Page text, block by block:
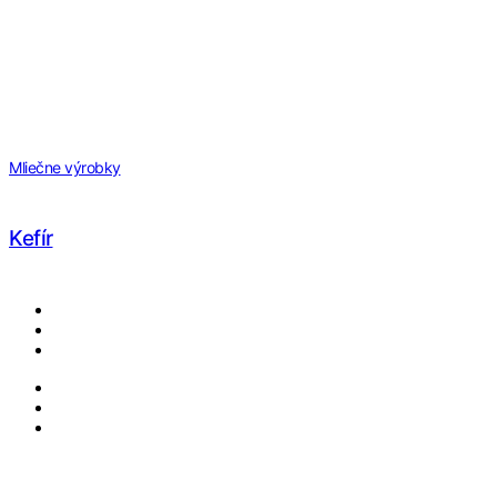
Mliečne výrobky
Kefír